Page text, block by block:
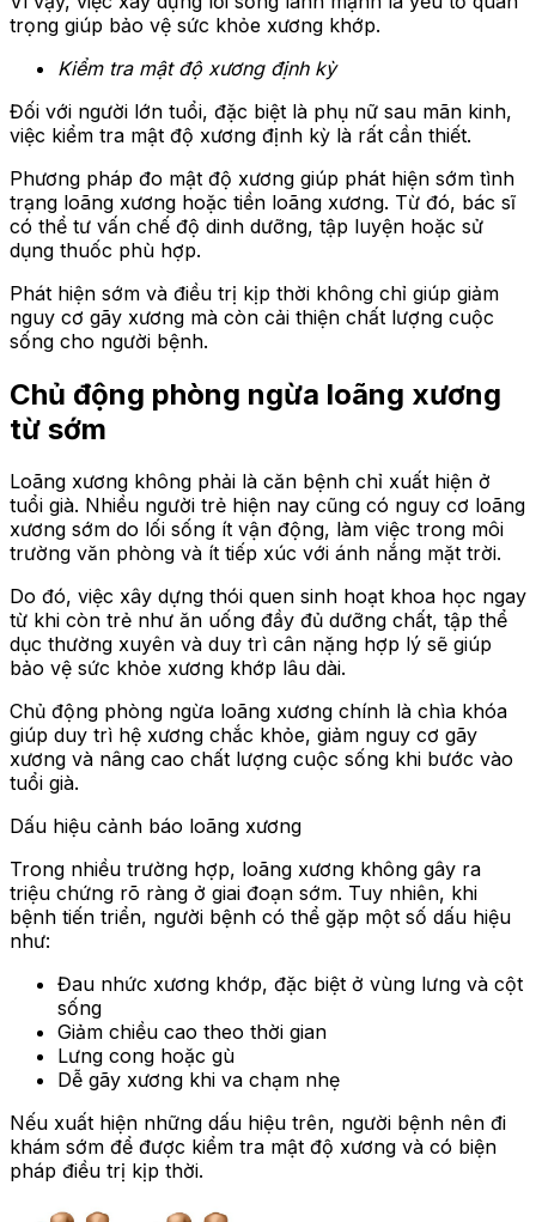
trọng giúp bảo vệ sức khỏe xương khớp.
Kiểm tra mật độ xương định kỳ
Đối với người lớn tuổi, đặc biệt là phụ nữ sau mãn kinh,
việc kiểm tra mật độ xương định kỳ là rất cần thiết.
Phương pháp đo mật độ xương giúp phát hiện sớm tình
trạng loãng xương hoặc tiền loãng xương. Từ đó, bác sĩ
có thể tư vấn chế độ dinh dưỡng, tập luyện hoặc sử
dụng thuốc phù hợp.
Phát hiện sớm và điều trị kịp thời không chỉ giúp giảm
nguy cơ gãy xương mà còn cải thiện chất lượng cuộc
sống cho người bệnh.
Chủ động phòng ngừa loãng xương
từ sớm
Loãng xương không phải là căn bệnh chỉ xuất hiện ở
tuổi già. Nhiều người trẻ hiện nay cũng có nguy cơ loãng
xương sớm do lối sống ít vận động, làm việc trong môi
trường văn phòng và ít tiếp xúc với ánh nắng mặt trời.
Do đó, việc xây dựng thói quen sinh hoạt khoa học ngay
từ khi còn trẻ như ăn uống đầy đủ dưỡng chất, tập thể
dục thường xuyên và duy trì cân nặng hợp lý sẽ giúp
bảo vệ sức khỏe xương khớp lâu dài.
Chủ động phòng ngừa loãng xương chính là chìa khóa
giúp duy trì hệ xương chắc khỏe, giảm nguy cơ gãy
xương và nâng cao chất lượng cuộc sống khi bước vào
tuổi già.
Dấu hiệu cảnh báo loãng xương
Trong nhiều trường hợp, loãng xương không gây ra
triệu chứng rõ ràng ở giai đoạn sớm. Tuy nhiên, khi
bệnh tiến triển, người bệnh có thể gặp một số dấu hiệu
như:
Đau nhức xương khớp, đặc biệt ở vùng lưng và cột
sống
Giảm chiều cao theo thời gian
Lưng cong hoặc gù
Dễ gãy xương khi va chạm nhẹ
Nếu xuất hiện những dấu hiệu trên, người bệnh nên đi
khám sớm để được kiểm tra mật độ xương và có biện
pháp điều trị kịp thời.